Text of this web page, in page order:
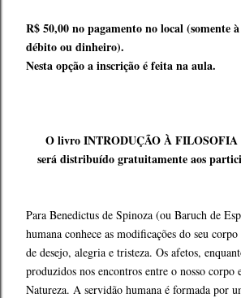
R$ 50,00 no pagamento no local (somente
débito ou dinheiro).
Nesta opção a inscrição é feita na aula.
O livro INTRODUÇÃO À FILOSOFIA
será distribuído gratuitamente aos
Para Benedictus de Spinoza (ou Baruch de
humana conhece as modificações do seu
de desejo, alegria e tristeza. Os afetos,
produzidos nos encontros entre o nosso corpo
Natureza. A servidão humana é formada por